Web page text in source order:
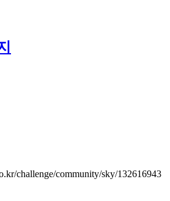
challenge/community/sky/132616943